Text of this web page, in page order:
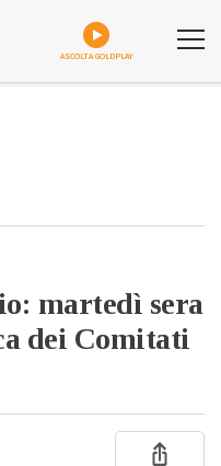
ASCOLTA GOLDPLAY
martedì sera
dei Comitati